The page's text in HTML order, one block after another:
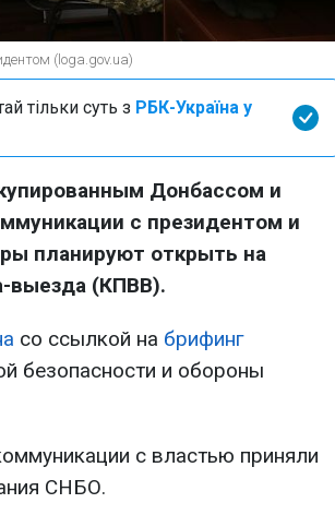
(loga.gov.ua)
тільки суть з РБК-Україна у
Донбассом и
с президентом и
планируют открыть на
выезда (КПВВ).
со ссылкой на брифинг
безопасности и обороны
с властью приняли
СНБО.